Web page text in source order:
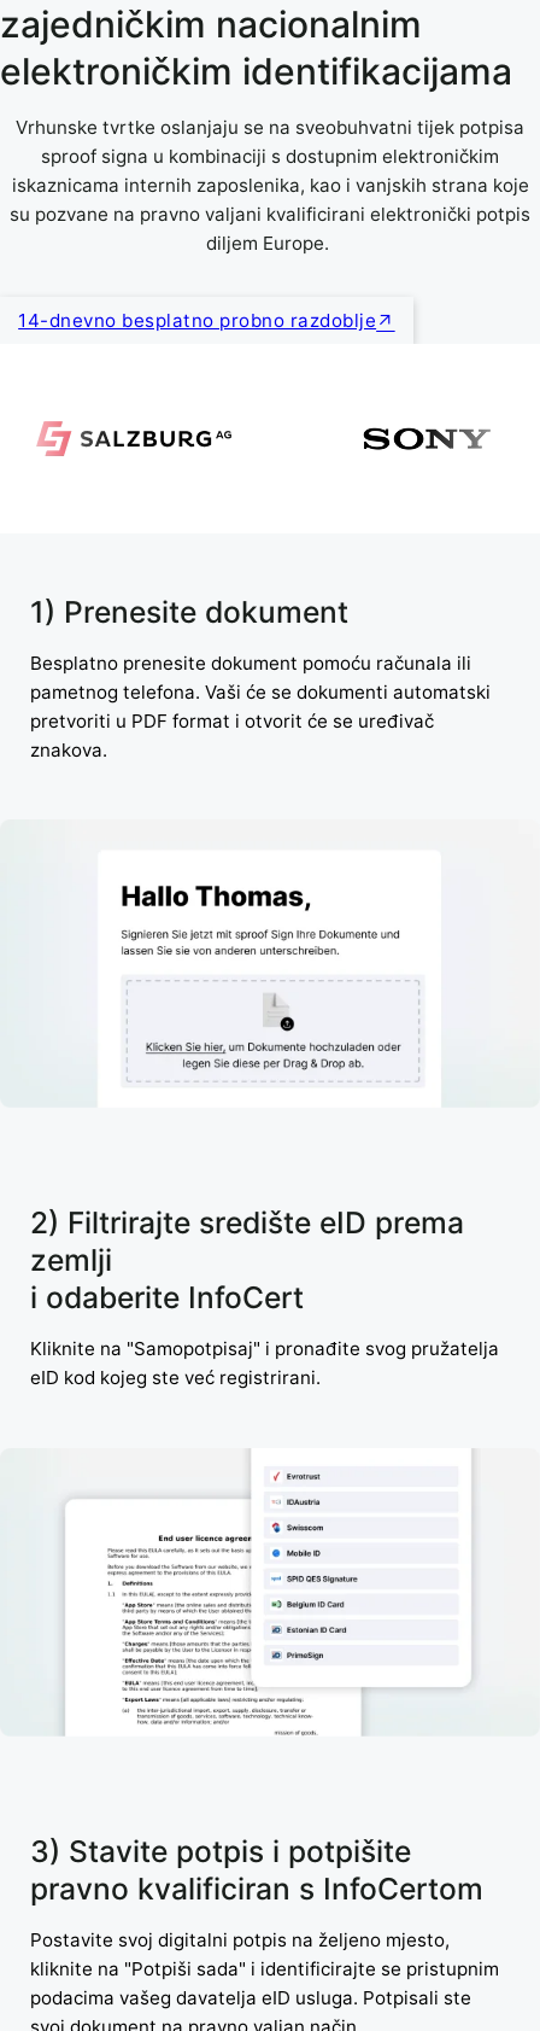
zajedničkim nacionalnim
elektroničkim identifikacijama
Vrhunske tvrtke oslanjaju se na sveobuhvatni tijek potpisa
sproof signa u kombinaciji s dostupnim elektroničkim
iskaznicama internih zaposlenika, kao i vanjskih strana koje
su pozvane na pravno valjani kvalificirani elektronički potpis
diljem Europe.
14-dnevno besplatno probno razdoblje
1) Prenesite dokument
Besplatno prenesite dokument pomoću računala ili
pametnog telefona. Vaši će se dokumenti automatski
pretvoriti u PDF format i otvorit će se uređivač
znakova.
2) Filtrirajte središte eID prema
zemlji
i odaberite InfoCert
Kliknite na "Samopotpisaj" i pronađite svog pružatelja
eID kod kojeg ste već registrirani.
3) Stavite potpis i potpišite
pravno kvalificiran s InfoCertom
Postavite svoj digitalni potpis na željeno mjesto,
kliknite na "Potpiši sada" i identificirajte se pristupnim
podacima vašeg davatelja eID usluga. Potpisali ste
svoj dokument na pravno valjan način.